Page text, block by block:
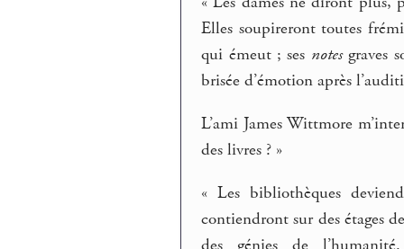
Elles soupireront toutes
qui émeut ; ses notesgraves
brisée d’émotion après
L’ami James Wittmore
des livres ? »
« Les bibliothèques
contiendront sur des étages